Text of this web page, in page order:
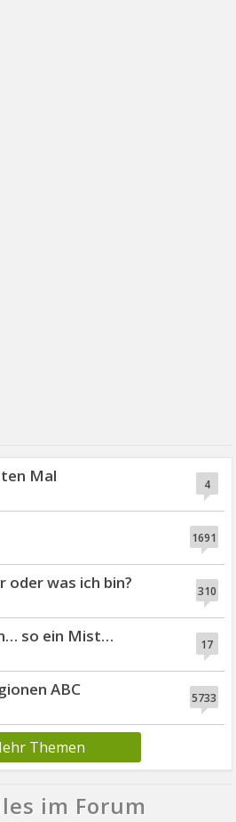
4
Mal
1691
310
oder was ich bin?
17
so ein Mist…
5733
ABC
Themen
im Forum